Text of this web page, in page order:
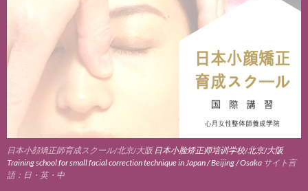
日本小顔矯正師育成スクール/北京/大阪 日本小脸矫正师培训学校/北京/大阪
Training school for small facial correction technique in Japan / Beijing / Osaka サイト言
語：日・英・中